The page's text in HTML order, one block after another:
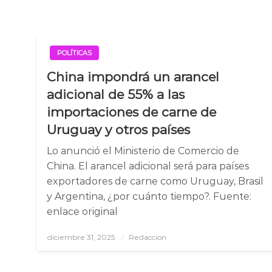
POLÍTICAS
China impondrá un arancel
adicional de 55% a las
importaciones de carne de
Uruguay y otros países
Lo anunció el Ministerio de Comercio de
China. El arancel adicional será para países
exportadores de carne como Uruguay, Brasil
y Argentina, ¿por cuánto tiempo?. Fuente:
enlace original
Posted
diciembre 31, 2025 Redaccion